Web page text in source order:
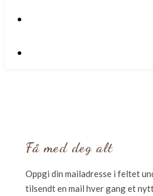
Få med deg alt
Oppgi din mailadresse i feltet
tilsendt en mail hver gang et